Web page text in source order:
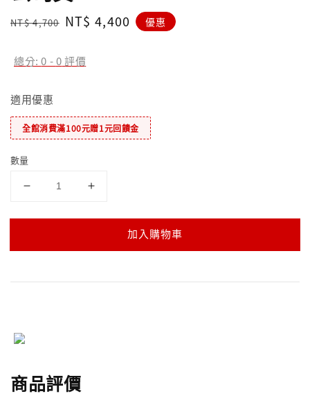
Regular
NT$ 4,700 Sale
NT$ 4,400 優惠
總分:0 -0評價
適用優惠
全館消費滿100元贈1元回饋金
數量
加入購物車
商品評價